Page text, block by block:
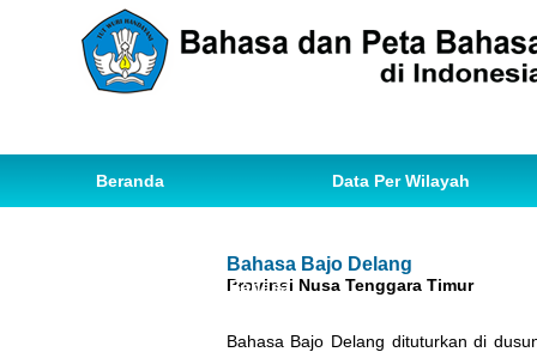
Beranda Data Per Wilayah
Ihwal Pemetaan Bahasa
Bahasa Bajo Delang
Provinsi Nusa Tenggara Timur
Bahasa Bajo Delang dituturkan di